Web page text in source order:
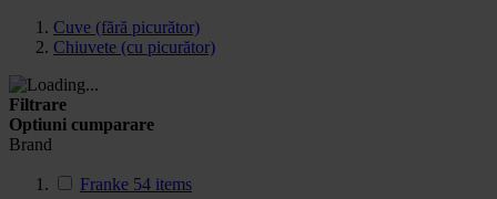
Cuve (fără picurător)
Chiuvete (cu picurător)
Filtrare
Optiuni cumparare
Brand
Franke 54 items